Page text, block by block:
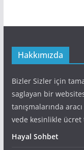
Hakkımızda
Bizler Sizler için
saglayan bir
tanışmalarında
vede kesinlikle
Hayal Sohbet